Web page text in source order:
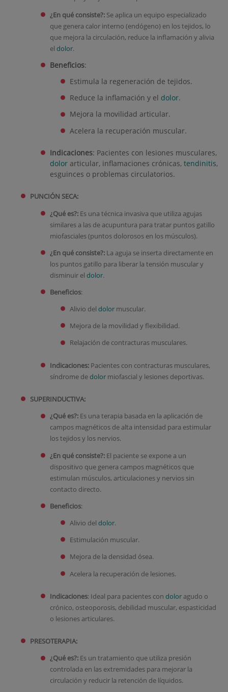
¿En qué consiste?: Se aplica un equipo especializado
que genera calor interno (endógeno) en los tejidos, lo
que mejora la circulación, reduce la inflamación y alivia
el dolor.
Beneficios:
Estimula la regeneración de tejidos.
Reduce la inflamación y el dolor.
Mejora la movilidad articular.
Acelera la recuperación muscular.
Indicaciones: Pacientes con lesiones musculares,
dolorarticular, inflamaciones crónicas, tendinitis,
esguinces o problemas circulatorios.
PUNCIÓN SECA:
¿Qué es?: Es una técnica invasiva que utiliza agujas
similares a las de acupuntura para tratar puntos gatillo
miofasciales (puntos dolorosos en los músculos).
¿En qué consiste?: La aguja se inserta directamente en
los puntos gatillo para liberar la tensión muscular y
disminuir el dolor.
Beneficios:
Alivio del dolormuscular.
Mejora de la movilidad y flexibilidad.
Relajación de contracturas musculares.
Indicaciones: Pacientes con contracturas musculares,
síndrome dedolormiofascial y lesiones deportivas.
SUPERINDUCTIVA:
¿Qué es?: Es una terapia basada en la aplicación de
campos magnéticos de alta intensidad para estimular
los tejidos y los nervios.
¿En qué consiste?: El paciente se expone a un
dispositivo que genera campos magnéticos que
estimulan músculos, articulaciones y nervios sin
contacto directo.
Beneficios:
Alivio del dolor.
Estimulación muscular.
Mejora de la densidad ósea.
Acelera la recuperación de lesiones.
Indicaciones: Ideal para pacientes con doloragudo o
crónico, osteoporosis, debilidad muscular, espasticidad
o lesiones articulares.
PRESOTERAPIA:
¿Qué es?: Es un tratamiento que utiliza presión
controlada en las extremidades para mejorar la
circulación y reducir la retención de líquidos.